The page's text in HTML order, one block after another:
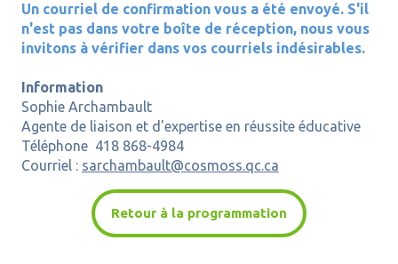
Un courriel de confirmation vous a été envoyé. S'il
n'est pas dans votre boîte de réception, nous vous
invitons à vérifier dans vos courriels indésirables.
Information
Sophie Archambault
Agente de liaison et d'expertise en réussite éducative
Téléphone 418 868-4984
Courriel : sarchambault@cosmoss.qc.ca
Retour à la programmation